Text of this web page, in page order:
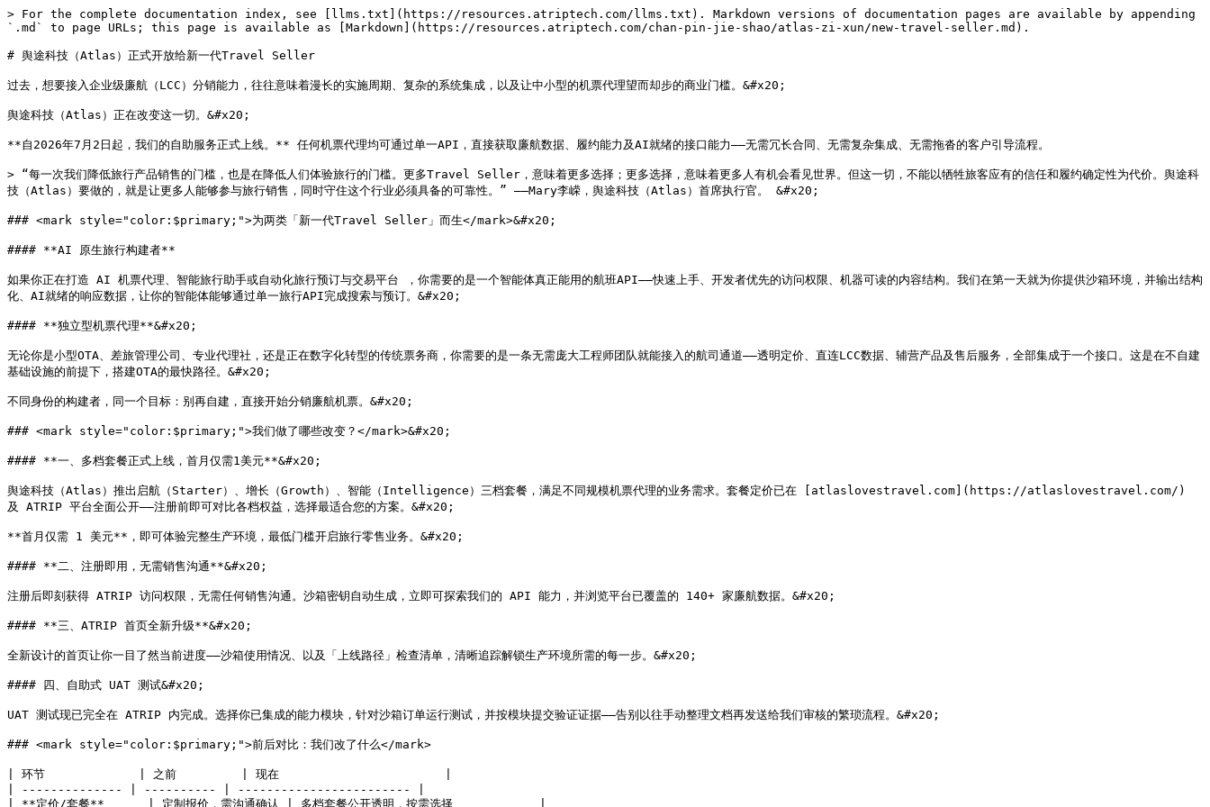
> For the complete documentation index, see [llms.txt](https://resources.atriptech.com/llms.txt). Markdown versions of documentation pages are available by appending
`.md` to page URLs; this page is available as [Markdown](https://resources.atriptech.com/chan-pin-jie-shao/atlas-zi-xun/new-travel-seller.md).
# 舆途科技（Atlas）正式开放给新一代Travel Seller
过去，想要接入企业级廉航（LCC）分销能力，往往意味着漫长的实施周期、复杂的系统集成，以及让中小型的机票代理望而却步的商业门槛。&#x20;
舆途科技（Atlas）正在改变这一切。&#x20;
**自2026年7月2日起，我们的自助服务正式上线。** 任何机票代理均可通过单一API，直接获取廉航数据、履约能力及AI就绪的接口能力——无需冗长合同、无需复杂集成、无需拖沓的客户引导流程。
> “每一次我们降低旅行产品销售的门槛，也是在降低人们体验旅行的门槛。更多Travel Seller，意味着更多选择；更多选择，意味着更多人有机会看见世界。但这一切，不能以牺牲旅客应有的信任和履约确定性为代价。舆途科
技（Atlas）要做的，就是让更多人能够参与旅行销售，同时守住这个行业必须具备的可靠性。” ——Mary李嵘，舆途科技（Atlas）首席执行官。 &#x20;
### <mark style="color:$primary;">为两类「新一代Travel Seller」而生</mark>&#x20;
#### **AI 原生旅行构建者**
如果你正在打造 AI 机票代理、智能旅行助手或自动化旅行预订与交易平台 ，你需要的是一个智能体真正能用的航班API——快速上手、开发者优先的访问权限、机器可读的内容结构。我们在第一天就为你提供沙箱环境，并输出结构
化、AI就绪的响应数据，让你的智能体能够通过单一旅行API完成搜索与预订。&#x20;
#### **独立型机票代理**&#x20;
无论你是小型OTA、差旅管理公司、专业代理社，还是正在数字化转型的传统票务商，你需要的是一条无需庞大工程师团队就能接入的航司通道——透明定价、直连LCC数据、辅营产品及售后服务，全部集成于一个接口。这是在不自建
基础设施的前提下，搭建OTA的最快路径。&#x20;
不同身份的构建者，同一个目标：别再自建，直接开始分销廉航机票。&#x20;
### <mark style="color:$primary;">我们做了哪些改变？</mark>&#x20;
#### **一、多档套餐正式上线，首月仅需1美元**&#x20;
舆途科技（Atlas）推出启航（Starter）、增长（Growth）、智能（Intelligence）三档套餐，满足不同规模机票代理的业务需求。套餐定价已在 [atlaslovestravel.com](https://atlaslovestravel.com/)
及 ATRIP 平台全面公开——注册前即可对比各档权益，选择最适合您的方案。&#x20;
**首月仅需 1 美元**，即可体验完整生产环境，最低门槛开启旅行零售业务。&#x20;
#### **二、注册即用，无需销售沟通**&#x20;
注册后即刻获得 ATRIP 访问权限，无需任何销售沟通。沙箱密钥自动生成，立即可探索我们的 API 能力，并浏览平台已覆盖的 140+ 家廉航数据。&#x20;
#### **三、ATRIP 首页全新升级**&#x20;
全新设计的首页让你一目了然当前进度——沙箱使用情况、以及「上线路径」检查清单，清晰追踪解锁生产环境所需的每一步。&#x20;
#### 四、自助式 UAT 测试&#x20;
UAT 测试现已完全在 ATRIP 内完成。选择你已集成的能力模块，针对沙箱订单运行测试，并按模块提交验证证据——告别以往手动整理文档再发送给我们审核的繁琐流程。&#x20;
### <mark style="color:$primary;">前后对比：我们改了什么</mark>
| 环节             | 之前         | 现在                       |
| -------------- | ---------- | ------------------------ |
| **定价/套餐**      | 定制报价，需沟通确认 | 多档套餐公开透明，按需选择            |